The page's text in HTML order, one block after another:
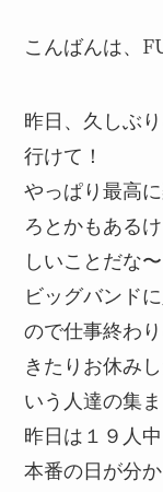
こんばんは、
昨日、久しぶ
行けて！
やっぱり最高
ろとかもある
しいことだな〜
ビッグバンド
ので仕事終わ
きたりお休み
いう人達の集
昨日は１９人
本番の日が分